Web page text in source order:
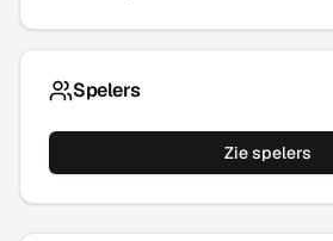
Spelers
Zie spelers